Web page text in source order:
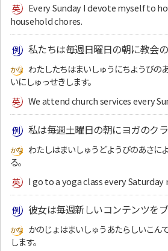
Every Sunday I devote myself to
household chores.
私たちは毎週日曜日の朝に教会
わたしたちはまいしゅうにちようびの
いにしゅっせきします。
We attend church services every
私は毎週土曜日の朝にヨガのク
わたしはまいしゅうどようびのあさに
る。
I go to a yoga class every
彼女は毎週新しいコンテンツを
かのじょはまいしゅうあたらしいこん
します。